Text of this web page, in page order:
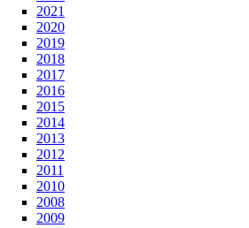
2021
2020
2019
2018
2017
2016
2015
2014
2013
2012
2011
2010
2008
2009